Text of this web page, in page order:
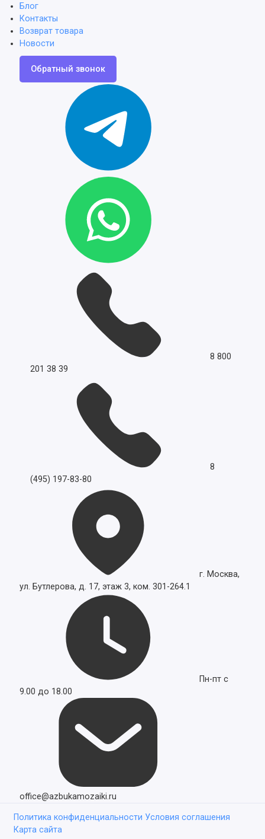
Блог
Контакты
Возврат товара
Новости
Обратный звонок
8 800
201 38 39
8
(495) 197-83-80
г. Москва,
ул. Бутлерова, д. 17, этаж 3, ком. 301-264.1
Пн-пт с
9.00 до 18.00
office@azbukamozaiki.ru
Политика конфиденциальности Условия соглашения
Карта сайта